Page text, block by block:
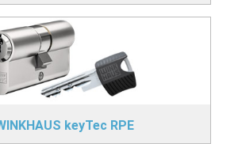
keyTec RPE